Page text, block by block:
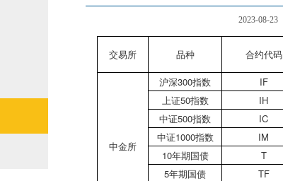
2023-08-23
交易所 品种 合约代码
中金所
沪深300指数 IF
上证50指数
IH
中证500指数
IC
中证1000指数
IM
10年期国债
T
5年期国债
TF